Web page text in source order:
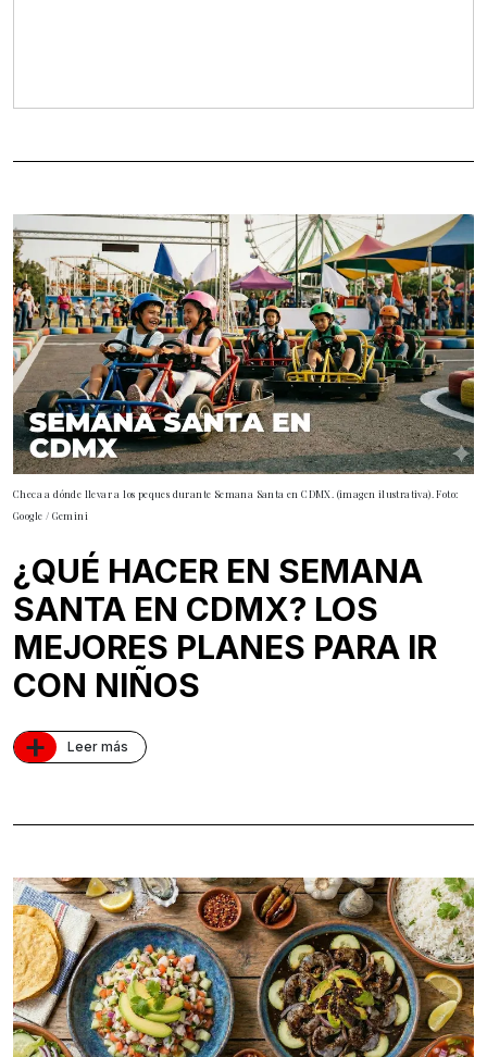
Checa a dónde llevar a los peques durante Semana Santa en CDMX. (imagen ilustrativa). Foto:
Google / Gemini
¿QUÉ HACER EN SEMANA
SANTA EN CDMX? LOS
MEJORES PLANES PARA IR
CON NIÑOS
+ Leer más